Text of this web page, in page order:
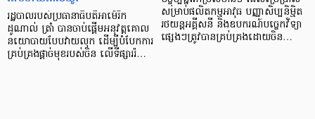
រដ្ឋបាលរបស់ប្រធានាធិបតីអាម៉េរិក
ដូណាល់ ត្រាំ បានចាប់ផ្ដើមអនុវត្តគោល
នយោបាយបែបវាយលុក ដើម្បីបំបែកការ
គ្រប់គ្រងផ្ដាច់មុខរបស់ចិន លើទីផ្សាររ៉…
សម្រាប់ផលិតកម្មអាវុធ បញ្ញាសិប្បនិម្មិត
រថយន្តអគ្គីសនី និងឧបករណ៍បច្ចេកវិទ្យា
ផ្សេងៗត្រូវបានគ្រប់គ្រងដោយចិន…